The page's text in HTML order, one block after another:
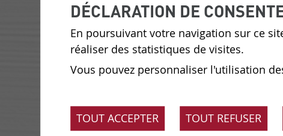
Papier
Peau & cuir
Textile
Uni/ Faux uni
Panoramique sur
mesure
DÉCLARATION DE
En poursuivant votre navigation sur ce
réaliser des statistiques de visites.
Vous pouvez personnaliser l'utilisation
TOUT ACCEPTER TOUT REFUSER